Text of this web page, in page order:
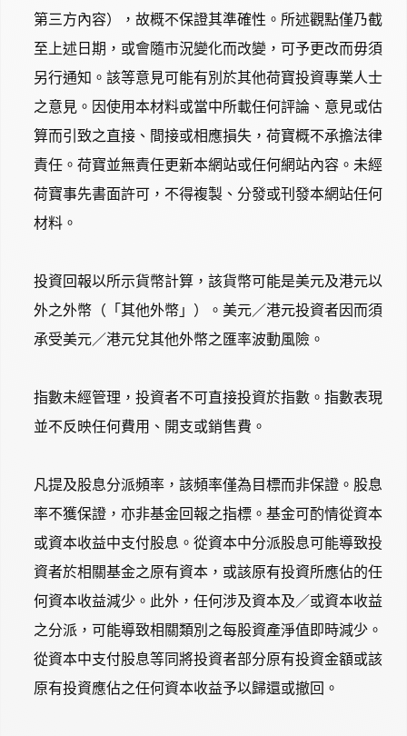
第三方內容），故概不保證其準確性。所述觀點僅乃截
至上述日期，或會隨市況變化而改變，可予更改而毋須
另行通知。該等意見可能有別於其他荷寶投資專業人士
之意見。因使用本材料或當中所載任何評論、意見或估
算而引致之直接、間接或相應損失，荷寶概不承擔法律
責任。荷寶並無責任更新本網站或任何網站內容。未經
荷寶事先書面許可，不得複製、分發或刊發本網站任何
材料。
投資回報以所示貨幣計算，該貨幣可能是美元及港元以
外之外幣（「其他外幣」）。美元／港元投資者因而須
承受美元／港元兌其他外幣之匯率波動風險。
指數未經管理，投資者不可直接投資於指數。指數表現
並不反映任何費用、開支或銷售費。
凡提及股息分派頻率，該頻率僅為目標而非保證。股息
率不獲保證，亦非基金回報之指標。基金可酌情從資本
或資本收益中支付股息。從資本中分派股息可能導致投
資者於相關基金之原有資本，或該原有投資所應佔的任
何資本收益減少。此外，任何涉及資本及／或資本收益
之分派，可能導致相關類別之每股資產淨值即時減少。
從資本中支付股息等同將投資者部分原有投資金額或該
原有投資應佔之任何資本收益予以歸還或撤回。